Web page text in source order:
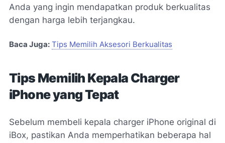
Anda yang ingin mendapatkan produk berkualitas
dengan harga lebih terjangkau.
Baca Juga: Tips Memilih Aksesori Berkualitas
Tips Memilih Kepala Charger
iPhone yang Tepat
Sebelum membeli kepala charger iPhone original di
iBox, pastikan Anda memperhatikan beberapa hal